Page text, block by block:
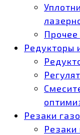
Прочее
Редукторы
Резаки